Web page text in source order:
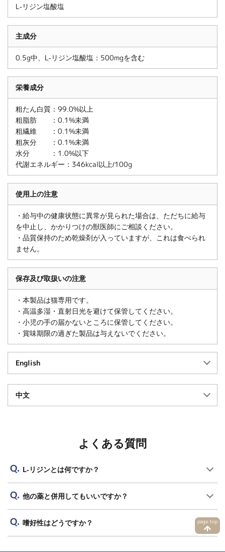
L-リジン塩酸塩
主成分
0.5g中、L-リジン塩酸塩：500mgを含む
栄養成分
粗たん白質：99.0%以上
粗脂肪 ：0.1%未満
粗繊維 ：0.1%未満
粗灰分 ：0.1%未満
水分 ：1.0%以下
代謝エネルギー：346kcal以上/100g
使用上の注意
・給与中の健康状態に異常が見られた場合は、ただちに給与
を中止し、かかりつけの獣医師にご相談ください。
・品質保持のため乾燥剤が入っていますが、これは食べられ
ません。
保存及び取扱いの注意
・本製品は猫専用です。
・高温多湿・直射日光を避けて保管してください。
・小児の手の届かないところに保管してください。
・賞味期限の過ぎた製品は与えないでください。
English
中文
よくある質問
L-リジンとは何ですか？
他の薬と併用してもいいですか？
嗜好性はどうですか？ page top